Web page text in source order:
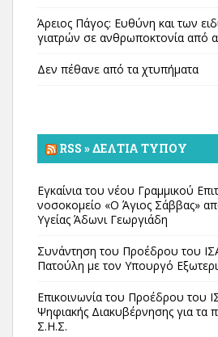
Άρειος Πάγος: Ευθύνη και των
γιατρών σε ανθρωποκτονία από
Δεν πέθανε από τα χτυπήματα
RSS » ΔΕΛΤΊΑ ΤΎΠΟΥ
Εγκαίνια του νέου Γραμμικού
νοσοκομείο «Ο Άγιος Σάββας»
Υγείας Άδωνι Γεωργιάδη
Συνάντηση του Προέδρου του
Πατούλη με τον Υπουργό
Επικοινωνία του Προέδρου του
Ψηφιακής Διακυβέρνησης για τα
Σ.Η.Σ.